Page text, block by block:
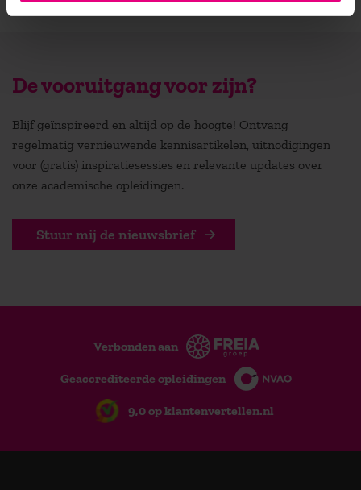
De vooruitgang voor zijn?
Blijf geïnspireerd en altijd op de hoogte! Ontvang
regelmatig vernieuwende kennisartikelen, uitnodigingen
voor (gratis) inspiratiesessies en relevante updates over
onze academische opleidingen.
Stuur mij de nieuwsbrief
Verbonden aan
Geaccrediteerde opleidingen
9,0 op klantenvertellen.nl